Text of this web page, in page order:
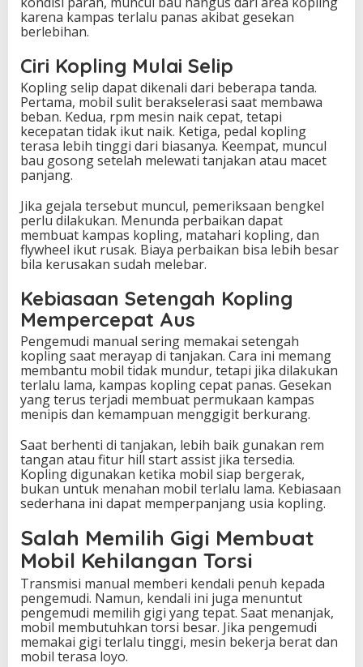
karena kampas terlalu panas akibat gesekan
berlebihan.
Ciri Kopling Mulai Selip
Kopling selip dapat dikenali dari beberapa tanda.
Pertama, mobil sulit berakselerasi saat membawa
beban. Kedua, rpm mesin naik cepat, tetapi
kecepatan tidak ikut naik. Ketiga, pedal kopling
terasa lebih tinggi dari biasanya. Keempat, muncul
bau gosong setelah melewati tanjakan atau macet
panjang.
Jika gejala tersebut muncul, pemeriksaan bengkel
perlu dilakukan. Menunda perbaikan dapat
membuat kampas kopling, matahari kopling, dan
flywheel ikut rusak. Biaya perbaikan bisa lebih besar
bila kerusakan sudah melebar.
Kebiasaan Setengah Kopling
Mempercepat Aus
Pengemudi manual sering memakai setengah
kopling saat merayap di tanjakan. Cara ini memang
membantu mobil tidak mundur, tetapi jika dilakukan
terlalu lama, kampas kopling cepat panas. Gesekan
yang terus terjadi membuat permukaan kampas
menipis dan kemampuan menggigit berkurang.
Saat berhenti di tanjakan, lebih baik gunakan rem
tangan atau fitur hill start assist jika tersedia.
Kopling digunakan ketika mobil siap bergerak,
bukan untuk menahan mobil terlalu lama. Kebiasaan
sederhana ini dapat memperpanjang usia kopling.
Salah Memilih Gigi Membuat
Mobil Kehilangan Torsi
Transmisi manual memberi kendali penuh kepada
pengemudi. Namun, kendali ini juga menuntut
pengemudi memilih gigi yang tepat. Saat menanjak,
mobil membutuhkan torsi besar. Jika pengemudi
memakai gigi terlalu tinggi, mesin bekerja berat dan
mobil terasa loyo.